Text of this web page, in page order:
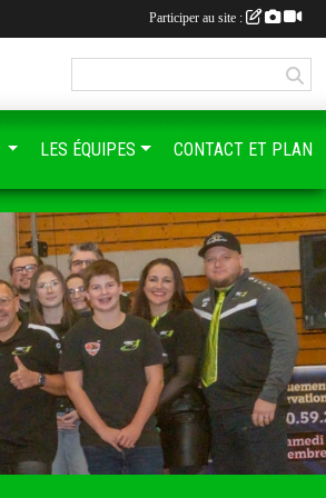
LES ÉQUIPES CONTACT ET PLAN
Participer au site :